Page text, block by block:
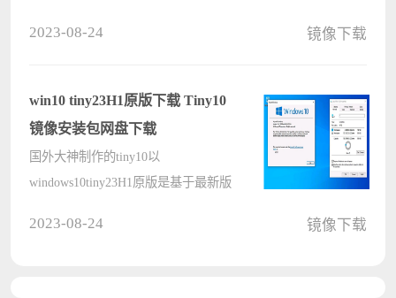
镜像的百度网盘下载，欢迎自取。 百
度网????
2023-08-24 镜像下载
win10 tiny23H1原版下载 Tiny10
镜像安装包网盘下载
国外大神制作的tiny10以
windows10tiny23H1原版是基于最新版
2023-08-24 镜像下载